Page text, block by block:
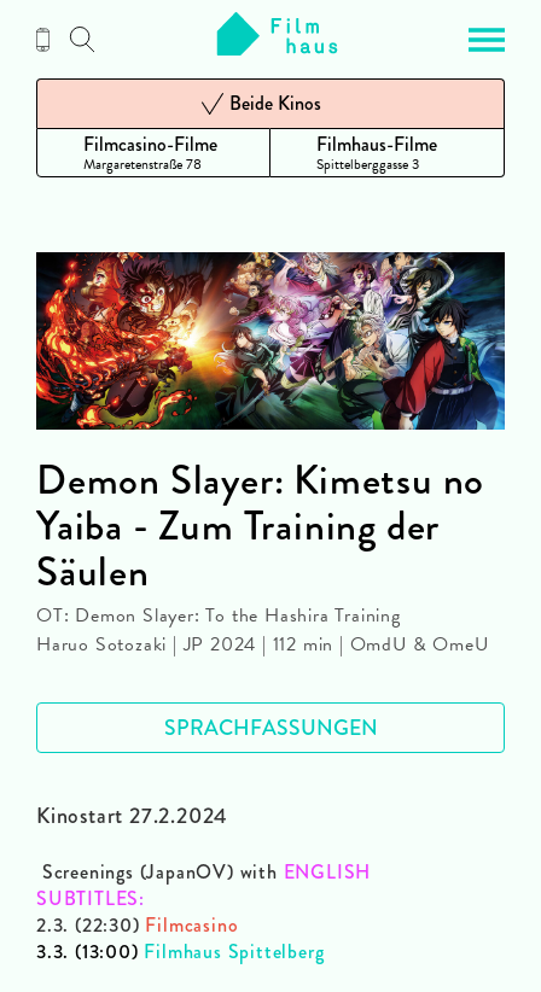
Inhalt
Filmcasino-Filme
Margaretenstraße 78
Beide Kinos
Filmhaus-Filme
Spittelberggasse 3
Kinostart 27.2.2024
Screenings (JapanOV) with ENGLISH
SUBTITLES:
2.3. (22:30) Filmcasino
3.3. (13:00) Filmhaus Spittelberg
Demon Slayer: Kimetsu no
Yaiba - Zum Training der
Säulen
OT: Demon Slayer: To the Hashira Training
Haruo Sotozaki | JP 2024 | 112 min | OmdU & OmeU
SPRACHFASSUNGEN